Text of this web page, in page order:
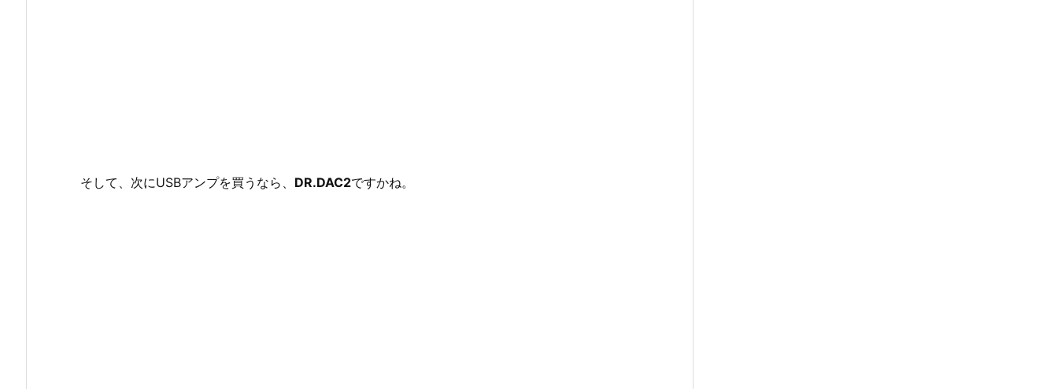
そして、次にUSBアンプを買うなら、 DR.DAC2ですかね。